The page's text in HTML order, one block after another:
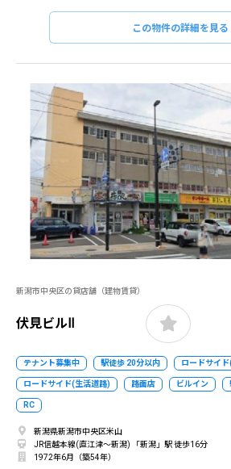
この物件の詳細を見る
新潟市中央区の貸店舗（建物賃貸）
伏見ビルⅡ
テナント募集中 駅徒歩 20分以内 ロードサイ
ロードサイド(生活道路) 路面店 ビルイン
RC
新潟県新潟市中央区米山
JR信越本線(直江津～新潟) 「新潟」駅 徒歩16分
1972年6月（築54年）